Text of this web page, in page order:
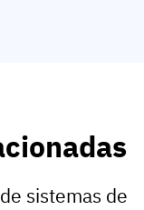
sistemas de